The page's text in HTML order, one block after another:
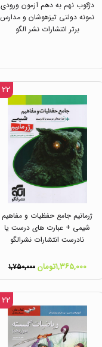
دژکوب نهم به دهم آزمون ورودی
نمونه دولتی تیزهوشان و مدارس
برتر انتشارات نشر الگو
۲۲ %
ژرمانیم جامع حفظیات و مفاهیم
شیمی + عبارت های درست یا
نادرست انتشارات نشرالگو
۱,۳۶۵,۰۰۰تومان ۱,۷۵۰,۰۰۰
۲۲ %